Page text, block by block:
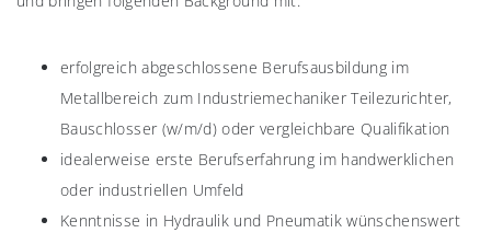
erfolgreich abgeschlossene Berufsausbildung im
Metallbereich zum Industriemechaniker Teilezurichter,
Bauschlosser (w/m/d) oder vergleichbare Qualifikation
idealerweise erste Berufserfahrung im handwerklichen
oder industriellen Umfeld
Kenntnisse in Hydraulik und Pneumatik wünschenswert